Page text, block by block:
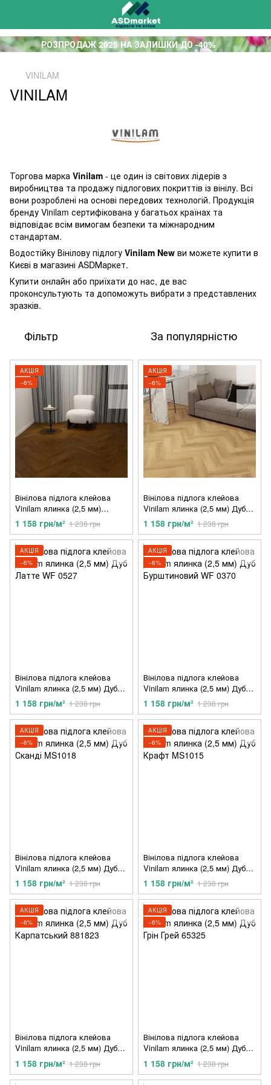
РОЗПРОДАЖ 2025 НА ЗАЛИШКИ ДО -40%
VINILAM
VINILAM
Торгова марка Vinilam - це один із світових лідерів з
виробництва та продажу підлогових покриттів із вінілу. Всі
вони розроблені на основі передових технологій. Продукція
бренду Vinilam сертифікована у багатьох країнах та
відповідає всім вимогам безпеки та міжнародним
стандартам.
Водостійку Вінілову підлогу Vinilam New ви можете купити в
Києві в магазині ASDМаркет.
Купити онлайн або приїхати до нас, де вас
проконсультують та допоможуть вибрати з представлених
зразків.
Фільтр За популярністю
АКЦІЯ
−6%
Вінілова підлога клейова
Vinilam ялинка (2,5 мм)
Американський Горіх WF 0830
1 158 грн/м² 1 238 грн
АКЦІЯ
−6%
Вінілова підлога клейова
Vinilam ялинка (2,5 мм) Дуб
Баррік WF 0472
1 158 грн/м² 1 238 грн
АКЦІЯ
−6%
Вінілова підлога клейова
Vinilam ялинка (2,5 мм) Дуб
Латте WF 0527
1 158 грн/м² 1 238 грн
АКЦІЯ
−6%
Вінілова підлога клейова
Vinilam ялинка (2,5 мм) Дуб
Бурштиновий WF 0370
1 158 грн/м² 1 238 грн
АКЦІЯ
−6%
Вінілова підлога клейова
Vinilam ялинка (2,5 мм) Дуб
Сканді MS1018
1 158 грн/м² 1 238 грн
АКЦІЯ
−6%
Вінілова підлога клейова
Vinilam ялинка (2,5 мм) Дуб
Крафт MS1015
1 158 грн/м² 1 238 грн
АКЦІЯ
−6%
Вінілова підлога клейова
Vinilam ялинка (2,5 мм) Дуб
Карпатський 881823
1 158 грн/м² 1 238 грн
АКЦІЯ
−6%
Вінілова підлога клейова
Vinilam ялинка (2,5 мм) Дуб
Грін Грей 65325
1 158 грн/м² 1 238 грн